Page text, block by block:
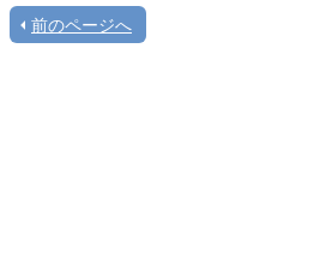
前のページへ